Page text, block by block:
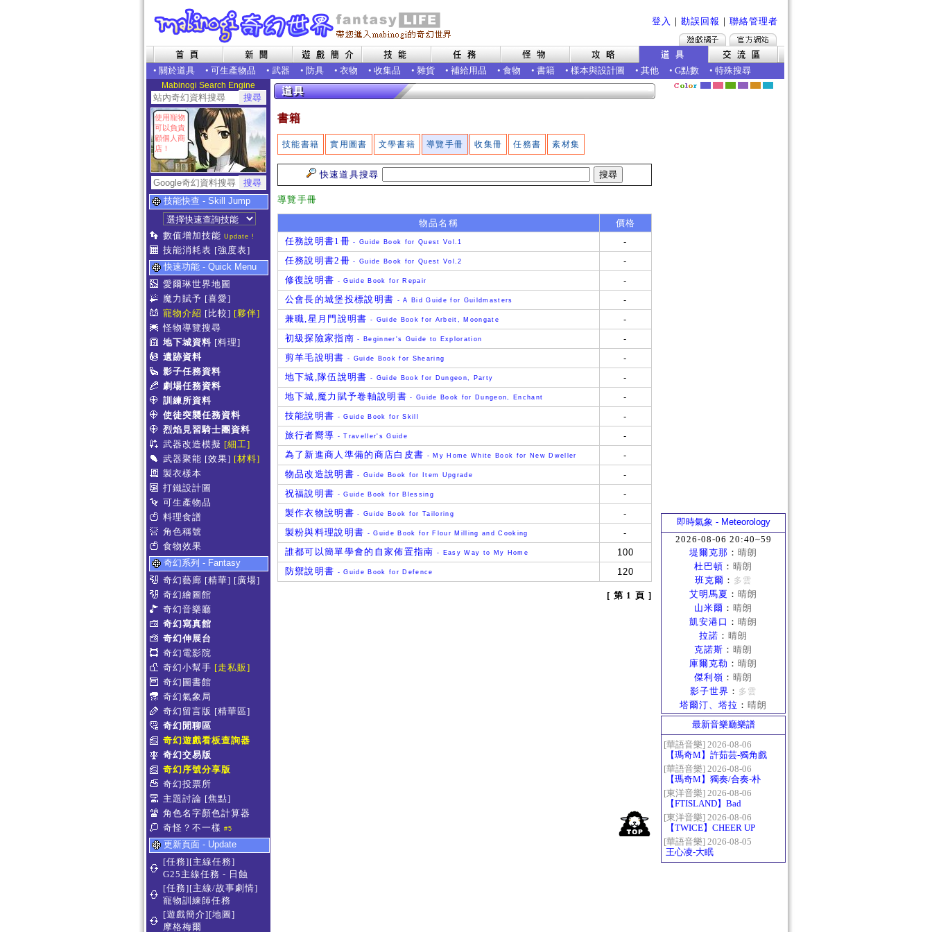
登入 ｜ 勘誤回報 ｜ 聯絡管理者
• 關於道具 • 可生產物品 • 武器 • 防具 • 衣物 • 收集品 • 雜貨 • 補給用品 • 食物 • 書籍 • 樣本與設計圖 • 其他 • G點數 • 特殊搜尋
Mabinogi Search Engine
使用寵物
可以負責
顧個人商
店！
技能快查 - Skill Jump
數值增加技能 Update !
技能消耗表 [強度表]
快速功能 - Quick Menu
愛爾琳世界地圖
魔力賦予 [喜愛]
寵物介紹 [比較] [夥伴]
怪物導覽搜尋
地下城資料 [料理]
遺跡資料
影子任務資料
劇場任務資料
訓練所資料
使徒突襲任務資料
烈焰見習騎士團資料
武器改造模擬 [細工]
武器聚能 [效果] [材料]
製衣樣本
打鐵設計圖
可生產物品
料理食譜
角色稱號
食物效果
奇幻系列 - Fantasy
奇幻藝廊 [精華] [廣場]
奇幻繪圖館
奇幻音樂廳
奇幻寫真館
奇幻伸展台
奇幻電影院
奇幻小幫手 [走私販]
奇幻圖書館
奇幻氣象局
奇幻留言版 [精華區]
奇幻閒聊區
奇幻遊戲看板查詢器
奇幻交易版
奇幻序號分享版
奇幻投票所
主題討論 [焦點]
角色名字顏色計算器
奇怪？不一樣 #5
更新頁面 - Update
[任務][主線任務]
G25主線任務 - 日蝕
[任務][主線/故事劇情]
寵物訓練師任務
[遊戲簡介][地圖]
摩格梅爾
書籍
技能書籍 實用圖書 文學書籍 導覽手冊 收集冊 任務書 素材集
快速道具搜尋
導覽手冊
物品名稱
價格
任務說明書1冊 - Guide Book for Quest Vol.1
-
任務說明書2冊 - Guide Book for Quest Vol.2
-
修復說明書 - Guide Book for Repair
-
公會長的城堡投標說明書 - A Bid Guide for Guildmasters
-
兼職,星月門說明書 - Guide Book for Arbeit, Moongate
-
初級探險家指南 - Beginner's Guide to Exploration
-
剪羊毛說明書 - Guide Book for Shearing
-
地下城,隊伍說明書 - Guide Book for Dungeon, Party
-
地下城,魔力賦予卷軸說明書 - Guide Book for Dungeon, Enchant
-
技能說明書 - Guide Book for Skill
-
旅行者嚮導 - Traveller's Guide
-
為了新進商人準備的商店白皮書 - My Home White Book for New Dweller
-
物品改造說明書 - Guide Book for Item Upgrade
-
祝福說明書 - Guide Book for Blessing
-
製作衣物說明書 - Guide Book for Tailoring
-
製粉與料理說明書 - Guide Book for Flour Milling and Cooking
-
誰都可以簡單學會的自家佈置指南 - Easy Way to My Home
100
防禦說明書 - Guide Book for Defence 120
[ 第 1 頁 ]
即時氣象 - Meteorology
2026-08-06 20:40~59
堤爾克那 ： 晴朗
杜巴頓 ： 晴朗
班克爾 ： 多雲
艾明馬夏 ： 晴朗
山米爾 ： 晴朗
凱安港口 ： 晴朗
拉諾 ： 晴朗
克諾斯 ： 晴朗
庫爾克勒 ： 晴朗
傑利嶺 ： 晴朗
影子世界 ： 多雲
塔爾汀、塔拉 ： 晴朗
最新音樂廳樂譜
[華語音樂] 2026-08-06
【瑪奇M】許茹芸-獨角戲
[華語音樂] 2026-08-06
【瑪奇M】獨奏/合奏-朴
樹-那些花兒
[東洋音樂] 2026-08-06
【FTISLAND】Bad
Woman
[東洋音樂] 2026-08-06
【TWICE】CHEER UP
[華語音樂] 2026-08-05
王心凌-大眠